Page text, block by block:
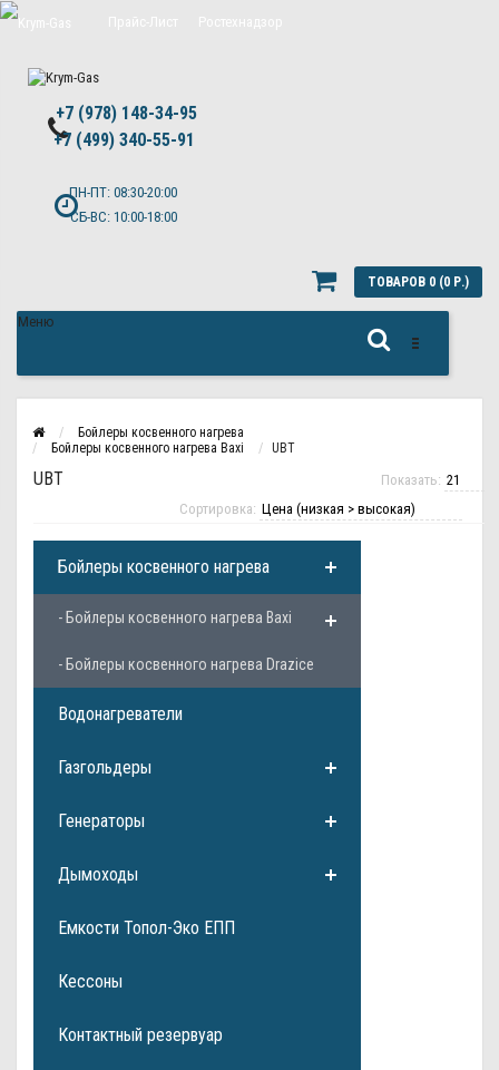
Политика конфиденциальности
+7 (978) 148-34-95
+7 (499) 340-55-91 ​
ПН-ПТ: 08:30-20:00
СБ-ВС: 10:00-18:00
ТОВАРОВ 0 (0 Р.)
Меню
Бойлеры косвенного нагрева
Бойлеры косвенного нагрева Baxi
UBT
UBT
Показать:
Сортировка:
Бойлеры косвенного нагрева
- Бойлеры косвенного нагрева Baxi
- Бойлеры косвенного нагрева Drazice
Водонагреватели
Газгольдеры
Генераторы
Дымоходы
Емкости Топол-Эко ЕПП
Кессоны
Контактный резервуар